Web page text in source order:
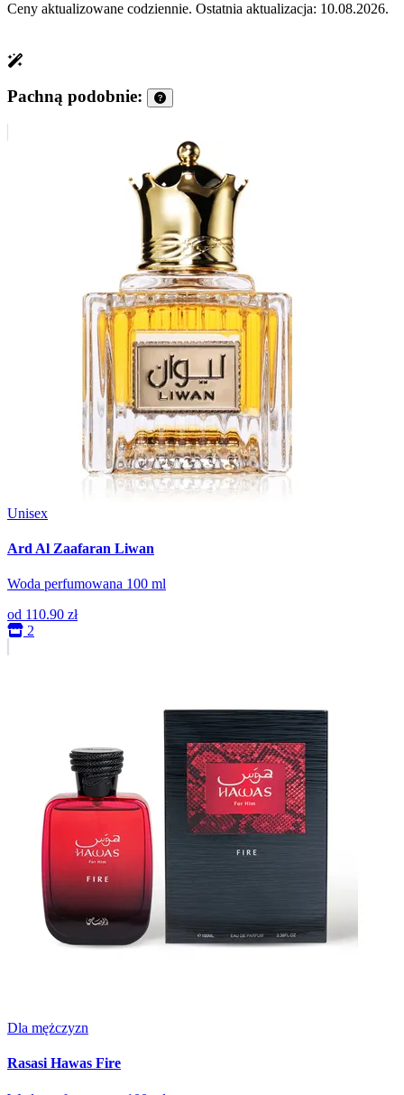
Ceny aktualizowane codziennie. Ostatnia aktualizacja: 10.08.2026.
Pachną podobnie:
Unisex
Ard Al Zaafaran Liwan
Woda perfumowana 100 ml
od 110.90 zł
2
Dla mężczyzn
Rasasi Hawas Fire